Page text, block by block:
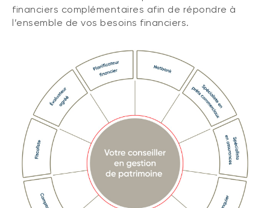
financiers complémentaires afin de répondre à
l’ensemble de vos besoins financiers.